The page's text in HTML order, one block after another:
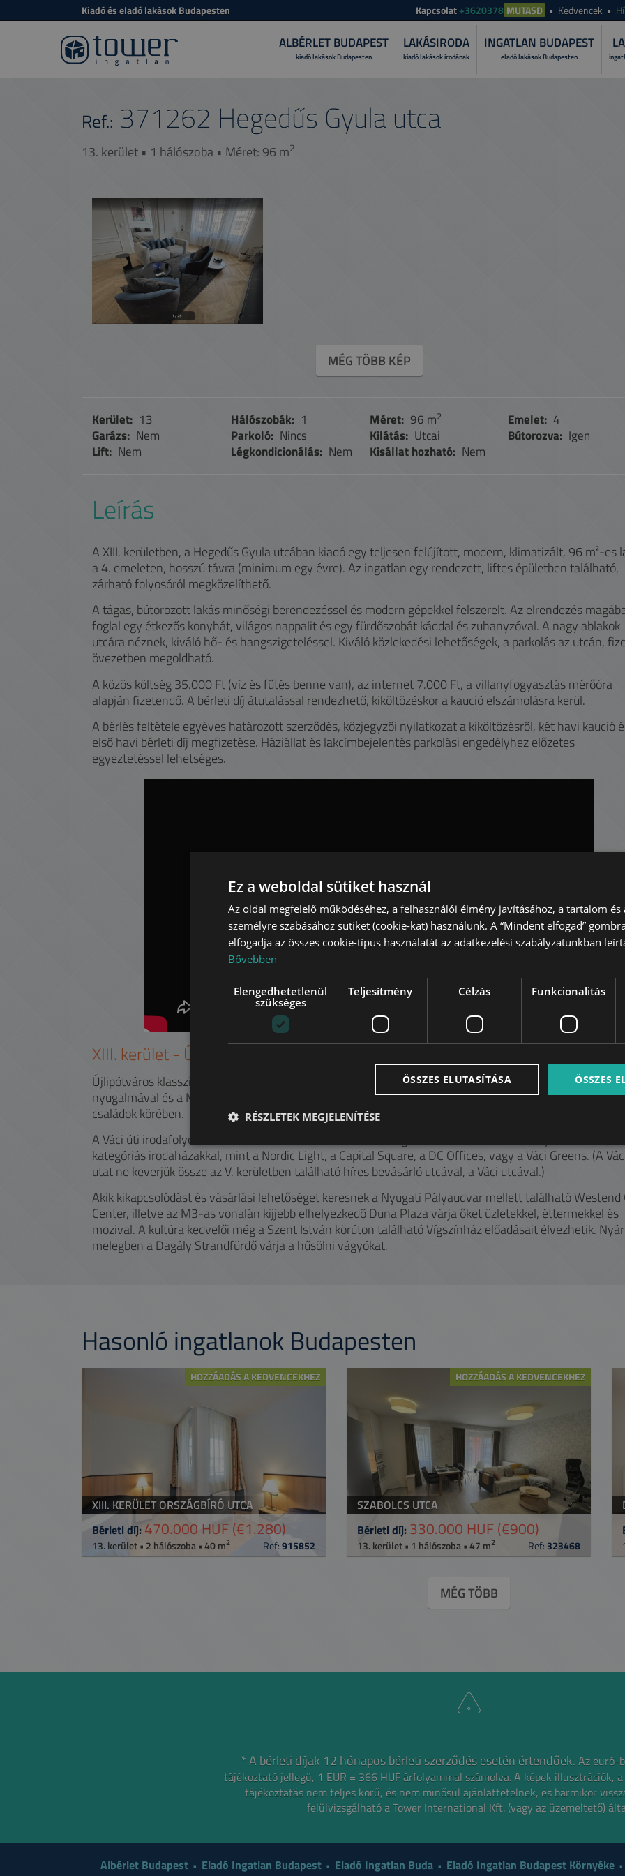
Kiadó és eladó lakások Budapesten Kapcsolat+3620378 MUTASD Kedvencek
ALBÉRLET BUDAPEST
kiadó lakások Budapesten
LAKÁSIRODA
kiadó lakások irodának
INGATLAN BUDAPEST
eladó lakások Budapesten
MI A
Fedezze fel, miért
PRÓBÁLJA
Tekintese át lakása
Hegedűs Gyula utca
Ref.: 371262
13. kerület • 1 hálószoba • Méret: 96 m2
MÉG TÖBB KÉP
Kerület: 13 Hálószobák: 1 Méret: 96 m2 Emelet: 4
Garázs: Nem Parkoló: Nincs Kilátás: Utcai Bútorozva: Igen
Lift: Nem Légkondicionálás: Nem Kisállat hozható: Nem
Leírás
A XIII. kerületben, a Hegedűs Gyula utcában kiadó egy teljesen felújított, modern, klimatizált, 96 m²-es
a 4. emeleten, hosszú távra (minimum egy évre). Az ingatlan egy rendezett, liftes épületben található,
zárható folyosóról megközelíthető.
A tágas, bútorozott lakás minőségi berendezéssel és modern gépekkel felszerelt. Az elrendezés
foglal egy étkezős konyhát, világos nappalit és egy fürdőszobát káddal és zuhanyzóval. A nagy ablakok
utcára néznek, kiváló hő- és hangszigeteléssel. Kiváló közlekedési lehetőségek, a parkolás az utcán,
övezetben megoldható.
A közös költség 35.000 Ft (víz és fűtés benne van), az internet 7.000 Ft, a villanyfogyasztás mérőóra
alapján fizetendő. A bérleti díj átutalással rendezhető, kiköltözéskor a kaució elszámolásra kerül.
A bérlés feltétele egyéves határozott szerződés, közjegyzői nyilatkozat a kiköltözésről, két havi kaució
első havi bérleti díj megfizetése. Háziállat és lakcímbejelentés parkolási engedélyhez előzetes
egyeztetéssel lehetséges.
XIII. kerület - Újlipótváros, Angyalföld
Újlipótváros klasszikus épületeivel, Duna parti sétányával, a Pozsonyi út éttermeivel, a Szent István
nyugalmával és a Margit sziget közelségével rendkívül népszerű a belvároshoz közel otthont kereső
családok körében.
A Váci úti irodafolyosó kedvelt lokáció sok multinacionális cég és vállalkozás számára, olyan modern, „A”
kategóriás irodaházakkal, mint a Nordic Light, a Capital Square, a DC Offices, vagy a Váci Greens. (A
utat ne keverjük össze az V. kerületben található híres bevásárló utcával, a Váci utcával.)
Akik kikapcsolódást és vásárlási lehetőséget keresnek a Nyugati Pályaudvar mellett található Westend
Center, illetve az M3-as vonalán kijjebb elhelyezkedő Duna Plaza várja őket üzletekkel, éttermekkel és
mozival. A kultúra kedvelői még a Szent István körúton található Vígszínház előadásait élvezhetik.
melegben a Dagály Strandfürdő várja a hűsölni vágyókat.
Hasonló ingatlanok Budapesten
HOZZÁADÁS A KEDVENCEKHEZ
XIII. KERÜLET ORSZÁGBÍRÓ UTCA
Bérleti díj: 470.000 HUF(€1.280)
13. kerület • 2 hálószoba • 40 m2 Ref:915852
HOZZÁADÁS A KEDVENCEKHEZ
SZABOLCS UTCA
Bérleti díj: 330.000 HUF(€900)
13. kerület • 1 hálószoba • 47 m2 Ref: 323468
MÉG TÖBB
* A bérleti díjak 12 hónapos bérleti szerződés esetén értendőek. Az euró-
tájékoztató jellegű, 1 EUR = 366 HUF árfolyammal számolva.A képek illusztrációk,
tájékoztatás nem teljes körű, és nem minősül ajánlattételnek, és bármikor
felülvizsgálható a Tower International Kft. (vagy az üzemeltető)
Albérlet Budapest Eladó Ingatlan Budapest Eladó Ingatlan Buda Eladó Ingatlan Budapest Környéke
Ez a weboldal sütiket használ
Az oldal megfelelő működéséhez, a felhasználói élmény javításához, a tartalom és
személyre szabásához sütiket (cookie-kat) használunk. A “Mindent elfogad”
elfogadja az összes cookie-típus használatát az adatkezelési szabályzatunkban
Bővebben
Elengedhetetlenül
szükséges
Teljesítmény Célzás Funkcionalitás
ÖSSZES
ÖSSZES ELUTASÍTÁSA
RÉSZLETEK MEGJELENÍTÉSE